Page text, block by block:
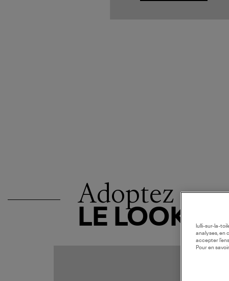
Adoptez
LE LOOK
lulli-sur-la-
analyses, en
accepter
Pour en